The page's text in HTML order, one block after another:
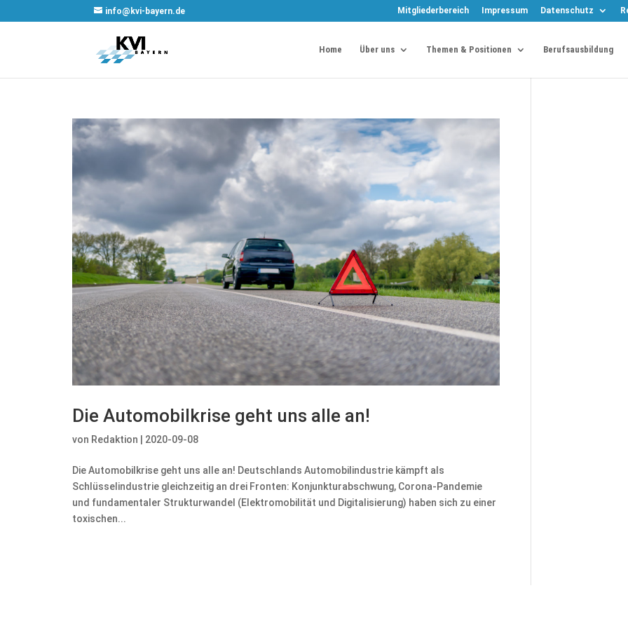
info@kvi-bayern.de Mitgliederbereich Impressum Datenschutz
Home Über uns Themen & Positionen Berufsausbildung
Die Automobilkrise geht uns alle an!
von Redaktion 2020-09-08
Die Automobilkrise geht uns alle an! Deutschlands Automobilindustrie kämpft als
Schlüsselindustrie gleichzeitig an drei Fronten: Konjunkturabschwung, Corona-Pandemie
und fundamentaler Strukturwandel (Elektromobilität und Digitalisierung) haben sich zu einer
toxischen...